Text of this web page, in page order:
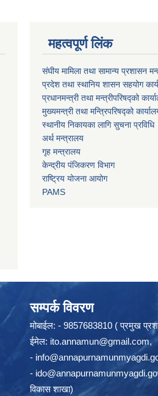
महत्वपूर्ण लिंक
संघीय मामिला तथा सामान्य प्रशासन
प्रदेश तथा स्थानिय शासन सहयोग
प्रधानमन्त्री तथा मन्त्रीपरिषद्को
मुख्यमन्त्री तथा मन्त्रिपरिषद्को
स्थानीय निकायका लागि सुचना प्रविधि
अर्थ मन्त्रालय
गृह मन्त्रालय
केन्द्रीय पंजिकरण विभाग
राष्ट्रिय योजना आयोग
PAMS
सम्पर्क विवरण
मोबाईल: - 9857683810 ( प्रमुख
ईमेल: ito.annamun@gmail.com,
-
-
विकास शाखा)